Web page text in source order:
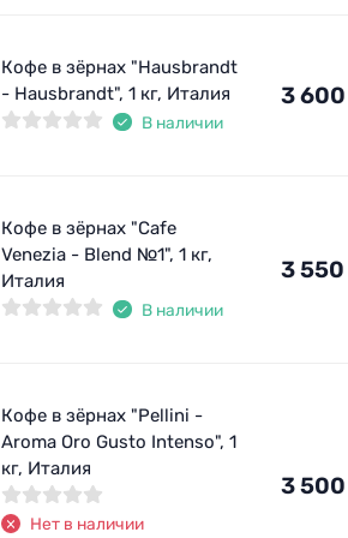
Кофе в зёрнах "Hausbrandt
- Hausbrandt", 1 кг, Италия
В наличии
3 600
Кофе в зёрнах "Cafe
Venezia - Blend №1", 1 кг,
Италия
В наличии
3 550
Кофе в зёрнах "Pellini -
Aroma Oro Gusto Intenso", 1
кг, Италия
Нет в наличии
3 500